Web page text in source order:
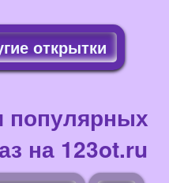
открытки
популярных
на 123ot.ru